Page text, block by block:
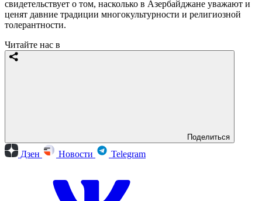
свидетельствует о том, насколько в Азербайджане уважают и
ценят давние традиции многокультурности и религиозной
толерантности.
Читайте нас в
Поделиться
Дзен Новости Telegram